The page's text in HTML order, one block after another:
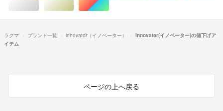
シルバー/銀色系ゴールド/金色系マルチカラー
ラクマ ブランド一覧 innovator（イノベーター）
innovator(イノベーター)の値下げア
イテム
ページの上へ戻る